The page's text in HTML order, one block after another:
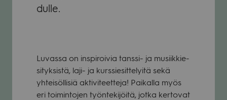
dulle.
Luvassa on ins­pi­roi­via tanssi- ja musiik­kie­
si­tyk­sistä, laji- ja kurs­sie­sit­te­lyitä sekä
yhtei­söl­li­siä akti­vi­teet­teja! Pai­kalla myös
eri toi­min­to­jen työn­te­ki­jöitä, jotka ker­to­vat